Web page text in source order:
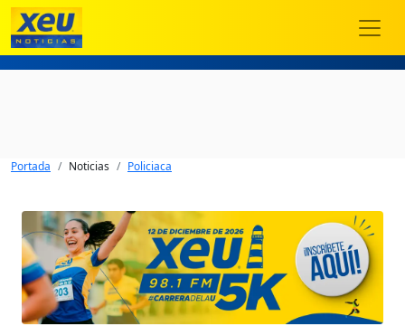
Portada Noticias Policiaca